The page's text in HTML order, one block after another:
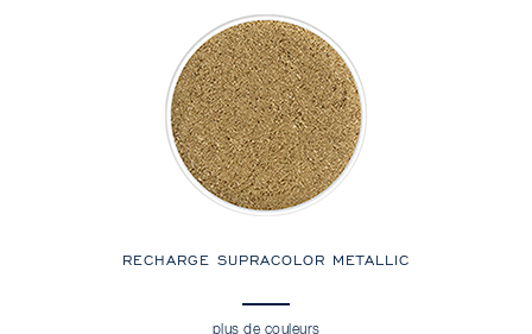
RECHARGE SUPRACOLOR METALLIC
plus de couleurs